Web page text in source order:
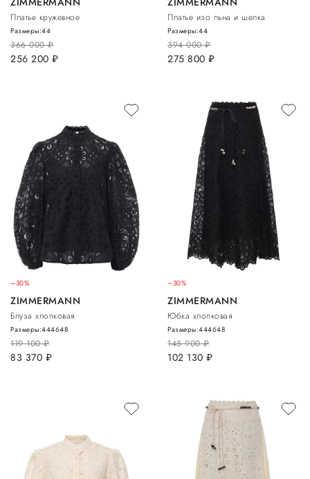
Платье кружевное
366 000руб.
256 200 руб.
Размеры:44
Платье изо льна и шелка
394 000руб.
275 800 руб.
Размеры:44
–30%
ZIMMERMANN
Блуза хлопковая
119 100руб.
83 370 руб.
Размеры:444648
–30%
ZIMMERMANN
Юбка хлопковая
145 900руб.
102 130 руб.
Размеры:444648